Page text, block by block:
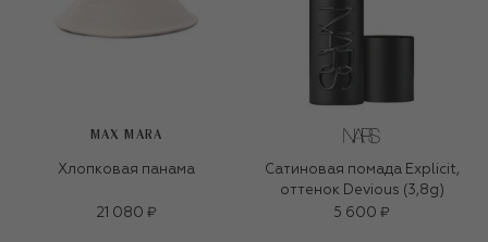
MAX MARA
Хлопковая панама
21 080 ₽
Сатиновая помада Explicit,
оттенок Devious (3,8g)
5 600 ₽